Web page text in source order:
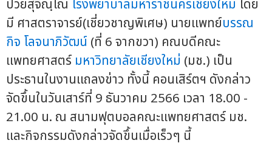
ป่วยสุจิณฺโณ โรงพยาบาลมหาราชนครเชียงใหม่ โดย
มี ศาสตราจารย์(เชี่ยวชาญพิเศษ) นายแพทย์บรรณ
กิจ โลจนาภิวัฒน์ (ที่ 6 จากขวา) คณบดีคณะ
แพทยศาสตร์ มหาวิทยาลัยเชียงใหม่ (มช.) เป็น
ประธานในงานแถลงข่าว ทั้งนี้ คอนเสิร์ตฯ ดังกล่าว
จัดขึ้นในวันเสาร์ที่ 9 ธันวาคม 2566 เวลา 18.00 -
21.00 น. ณ สนามฟุตบอลคณะแพทยศาสตร์ มช.
และกิจกรรมดังกล่าวจัดขึ้นเมื่อเร็วๆ นี้